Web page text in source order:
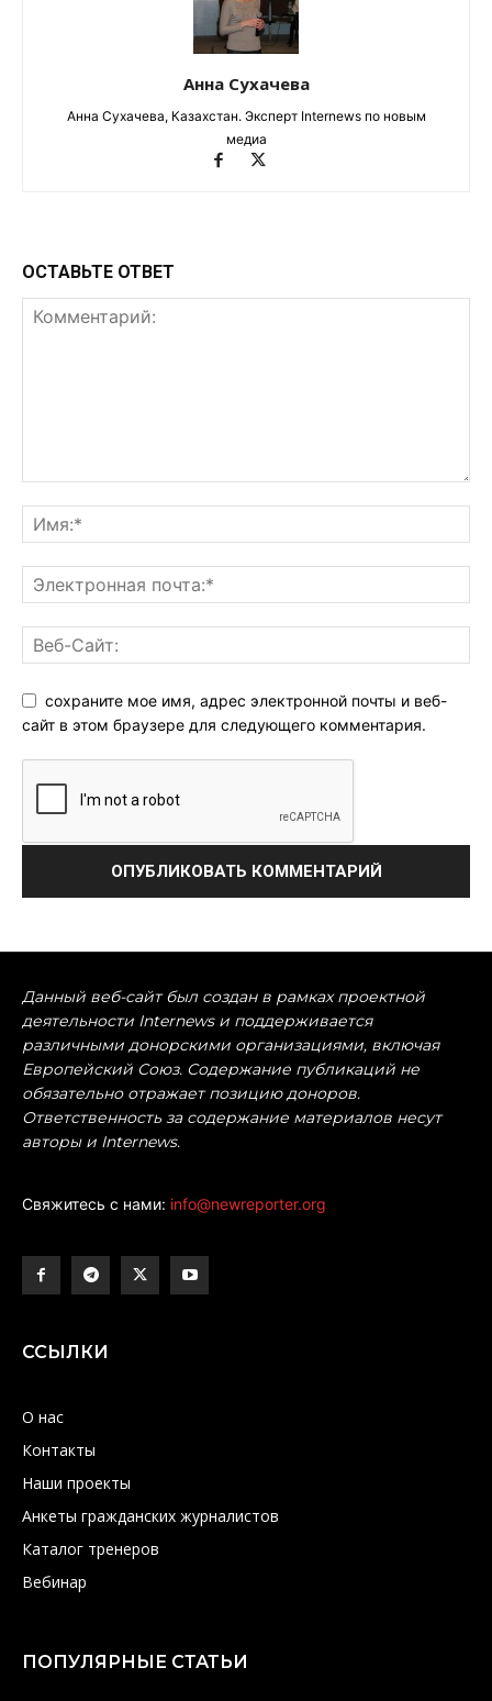
Анна Сухачева
Анна Сухачева, Казахстан. Эксперт Internews по новым
медиа
ОСТАВЬТЕ ОТВЕТ
сохраните мое имя, адрес электронной почты и веб-
сайт в этом браузере для следующего комментария.
Данный веб-сайт был создан в рамках проектной
деятельности Internews и поддерживается
различными донорскими организациями, включая
Европейский Союз. Содержание публикаций не
обязательно отражает позицию доноров.
Ответственность за содержание материалов несут
авторы и Internews.
Свяжитесь с нами: info@newreporter.org
ССЫЛКИ
О нас
Контакты
Наши проекты
Анкеты гражданских журналистов
Каталог тренеров
Вебинар
ПОПУЛЯРНЫЕ СТАТЬИ